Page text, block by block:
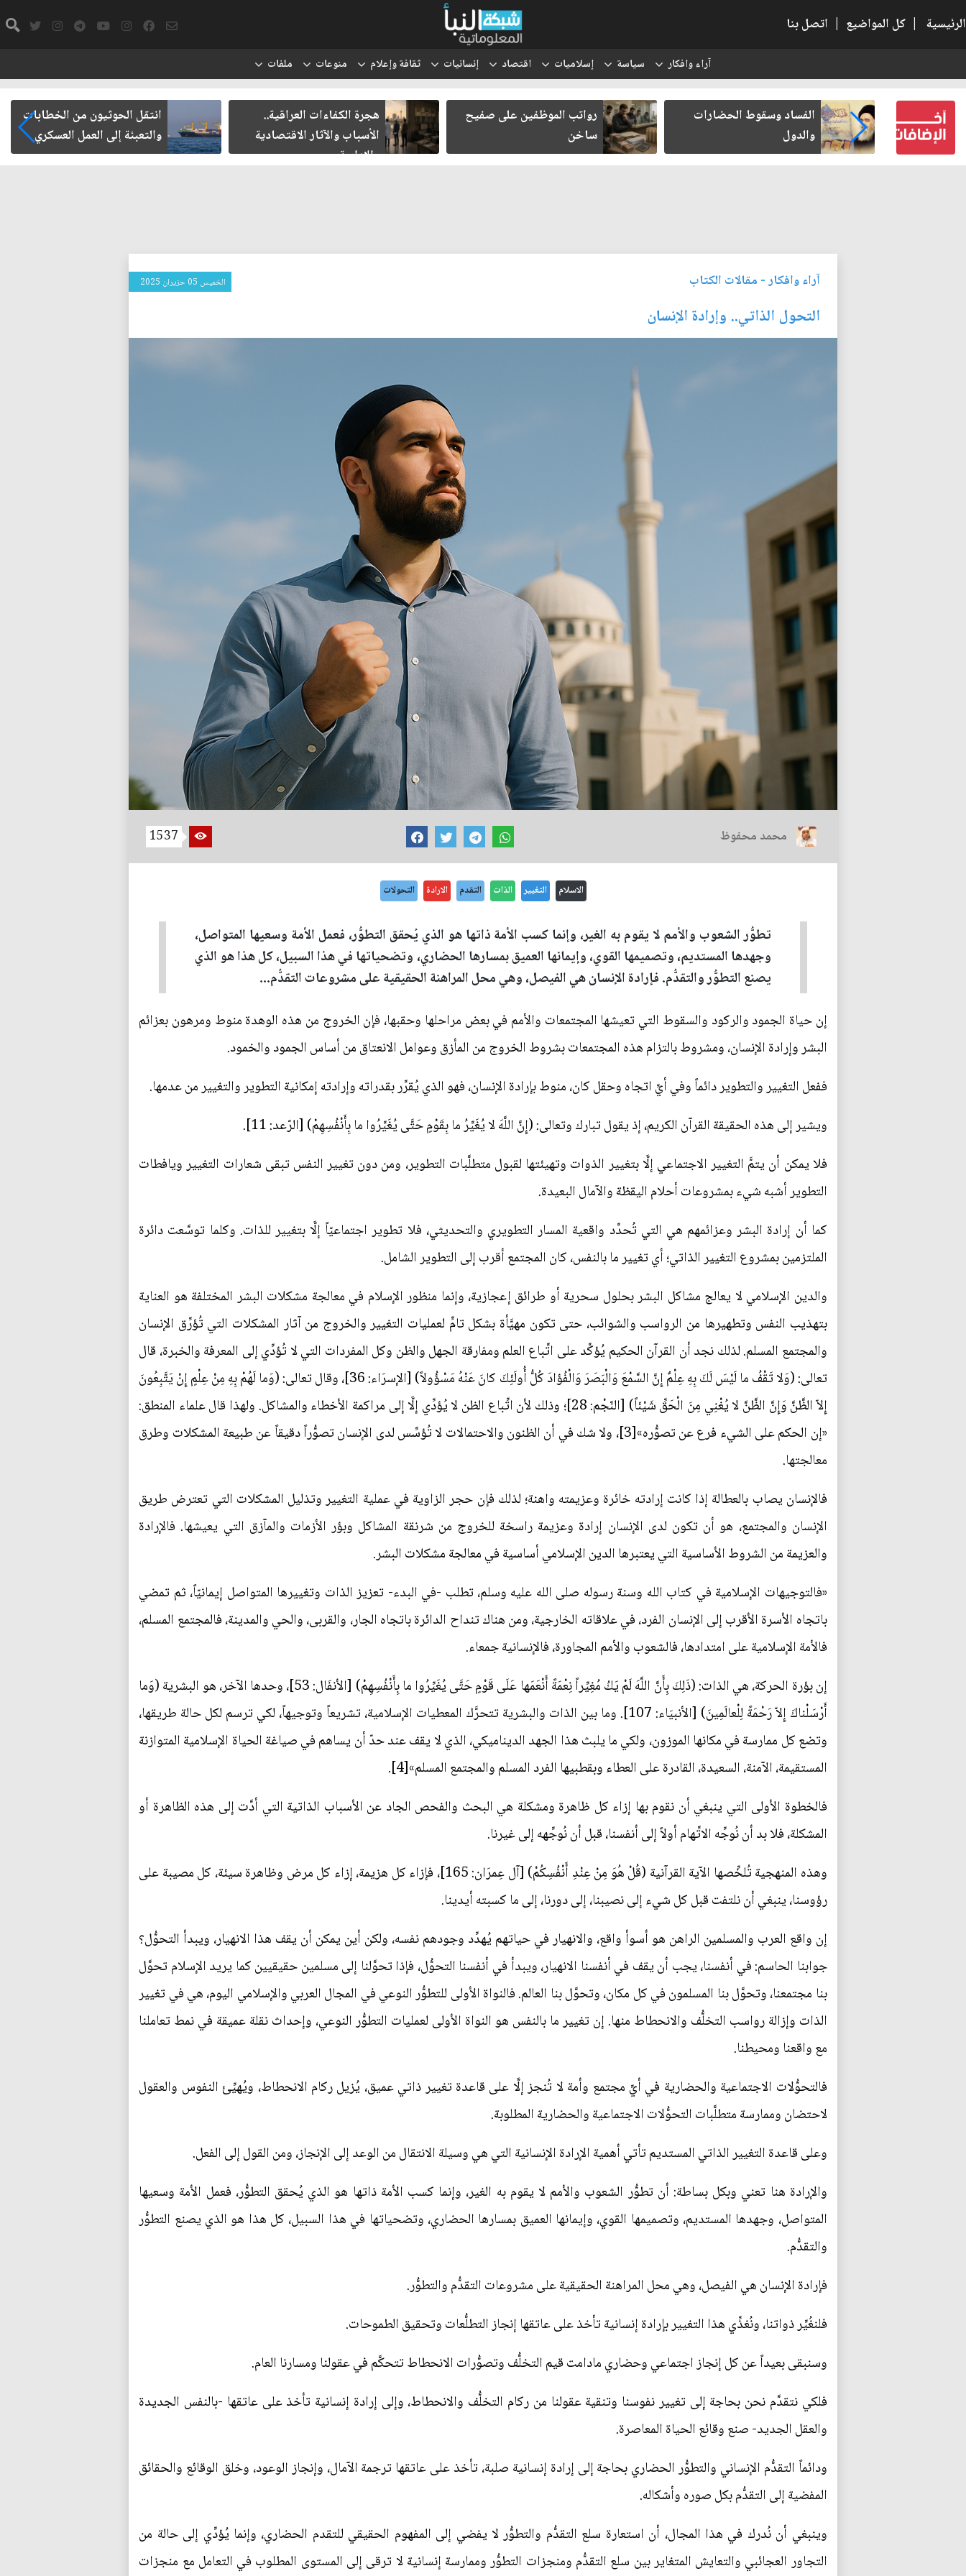
الرئيسية | كل المواضيع | اتصل بنا
آراء وافكار سياسة إسلاميات اقتصاد إنسانيات ثقافة وإعلام منوعات ملفات
كتب لنفسه
الفساد وسقوط الحضارات
والدول
رواتب الموظفين على صفيح
ساخن
هجرة الكفاءات العراقية..
الأسباب والآثار الاقتصادية
والإدارية
انتقل الحوثيون من الخطابات
والتعبئة إلى العمل العسكري
آراء وافكار- مقالات الكتاب الخميس 05 حزيران 2025
التحول الذاتي.. وإرادة الإنسان
محمد محفوظ 1537
الاسلام التغيير الذات التقدم الارادة التحولات
تطوُّر الشعوب والأمم لا يقوم به الغير، وإنما كسب الأمة ذاتها هو الذي يُحقق التطوُّر، فعمل الأمة وسعيها المتواصل،
وجهدها المستديم، وتصميمها القوي، وإيمانها العميق بمسارها الحضاري، وتضحياتها في هذا السبيل، كل هذا هو الذي
يصنع التطوُّر والتقدُّم. فإرادة الإنسان هي الفيصل، وهي محل المراهنة الحقيقية على مشروعات التقدُّم...
إن حياة الجمود والركود والسقوط التي تعيشها المجتمعات والأمم في بعض مراحلها وحقبها، فإن الخروج من هذه الوهدة منوط ومرهون بعزائم
البشر وإرادة الإنسان، ومشروط بالتزام هذه المجتمعات بشروط الخروج من المأزق وعوامل الانعتاق من أساس الجمود والخمود.
ففعل التغيير والتطوير دائماً وفي أيِّ اتجاه وحقل كان، منوط بإرادة الإنسان، فهو الذي يُقرِّر بقدراته وإرادته إمكانية التطوير والتغيير من عدمها.
ويشير إلى هذه الحقيقة القرآن الكريم، إذ يقول تبارك وتعالى: (إِنَّ اللَّهَ لا يُغَيِّرُ ما بِقَوْمٍ حَتَّى يُغَيِّرُوا ما بِأَنْفُسِهِمْ) [الرّعد: 11].
فلا يمكن أن يتمَّ التغيير الاجتماعي إلَّا بتغيير الذوات وتهيئتها لقبول متطلَّبات التطوير، ومن دون تغيير النفس تبقى شعارات التغيير ويافطات
التطوير أشبه شيء بمشروعات أحلام اليقظة والآمال البعيدة.
كما أن إرادة البشر وعزائمهم هي التي تُحدِّد واقعية المسار التطويري والتحديثي، فلا تطوير اجتماعيّاً إلَّا بتغيير للذات. وكلما توسَّعت دائرة
الملتزمين بمشروع التغيير الذاتي؛ أي تغيير ما بالنفس، كان المجتمع أقرب إلى التطوير الشامل.
والدين الإسلامي لا يعالج مشاكل البشر بحلول سحرية أو طرائق إعجازية، وإنما منظور الإسلام في معالجة مشكلات البشر المختلفة هو العناية
بتهذيب النفس وتطهيرها من الرواسب والشوائب، حتى تكون مهيَّأة بشكل تامٍّ لعمليات التغيير والخروج من آثار المشكلات التي تُؤرِّق الإنسان
والمجتمع المسلم. لذلك نجد أن القرآن الحكيم يُؤكِّد على اتِّباع العلم ومفارقة الجهل والظن وكل المفردات التي لا تُؤدِّي إلى المعرفة والخبرة، قال
تعالى: (وَلا تَقْفُ ما لَيْسَ لَكَ بِهِ عِلْمٌ إِنَّ السَّمْعَ وَالْبَصَرَ وَالْفُؤادَ كُلُّ أُولَئِكَ كانَ عَنْهُ مَسْؤُولاً) [الإسرَاء: 36]، وقال تعالى: (وَما لَهُمْ بِهِ مِنْ عِلْمٍ إِنْ يَتَّبِعُونَ
إِلاّ الظَّنَّ وَإِنَّ الظَّنَّ لا يُغْنِي مِنَ الْحَقِّ شَيْئاً) [النّجْم: 28]؛ وذلك لأن اتِّباع الظن لا يُؤدِّي إلَّا إلى مراكمة الأخطاء والمشاكل. ولهذا قال علماء المنطق:
«إن الحكم على الشيء فرع عن تصوُّره»[3]، ولا شك في أن الظنون والاحتمالات لا تُؤسِّس لدى الإنسان تصوُّراً دقيقاً عن طبيعة المشكلات وطرق
معالجتها.
فالإنسان يصاب بالعطالة إذا كانت إرادته خائرة وعزيمته واهنة؛ لذلك فإن حجر الزاوية في عملية التغيير وتذليل المشكلات التي تعترض طريق
الإنسان والمجتمع، هو أن تكون لدى الإنسان إرادة وعزيمة راسخة للخروج من شرنقة المشاكل وبؤر الأزمات والمآزق التي يعيشها. فالإرادة
والعزيمة من الشروط الأساسية التي يعتبرها الدين الإسلامي أساسية في معالجة مشكلات البشر.
«فالتوجيهات الإسلامية في كتاب الله وسنة رسوله صلى الله عليه وسلم، تطلب -في البدء- تعزيز الذات وتغييرها المتواصل إيمانيّاً، ثم تمضي
باتجاه الأسرة الأقرب إلى الإنسان الفرد، في علاقاته الخارجية، ومن هناك تنداح الدائرة باتجاه الجار، والقربى، والحي والمدينة، فالمجتمع المسلم،
فالأمة الإسلامية على امتدادها، فالشعوب والأمم المجاورة، فالإنسانية جمعاء.
إن بؤرة الحركة، هي الذات: (ذَلِكَ بِأَنَّ اللَّهَ لَمْ يَكُ مُغِيِّراً نِعْمَةً أَنْعَمَها عَلَى قَوْمٍ حَتَّى يُغَيِّرُوا ما بِأَنْفُسِهِمْ) [الأنفَال: 53]، وحدها الآخر، هو البشرية (وَما
أَرْسَلْناكَ إِلاّ رَحْمَةً لِلْعالَمِينَ) [الأنبيَاء: 107]. وما بين الذات والبشرية تتحرَّك المعطيات الإسلامية، تشريعاً وتوجيهاً، لكي ترسم لكل حالة طريقها،
وتضع كل ممارسة في مكانها الموزون، ولكي ما يلبث هذا الجهد الديناميكي، الذي لا يقف عند حدّ أن يساهم في صياغة الحياة الإسلامية المتوازنة
المستقيمة، الآمنة، السعيدة، القادرة على العطاء وبقطبيها الفرد المسلم والمجتمع المسلم»[4].
فالخطوة الأولى التي ينبغي أن نقوم بها إزاء كل ظاهرة ومشكلة هي البحث والفحص الجاد عن الأسباب الذاتية التي أدَّت إلى هذه الظاهرة أو
المشكلة، فلا بد أن نُوجِّه الاتِّهام أولاً إلى أنفسنا، قبل أن نُوجِّهه إلى غيرنا.
وهذه المنهجية تُلخِّصها الآية القرآنية (قُلْ هُوَ مِنْ عِنْدِ أَنْفُسِكُمْ) [آل عِمرَان: 165]، فإزاء كل هزيمة، إزاء كل مرض وظاهرة سيئة، كل مصيبة على
رؤوسنا، ينبغي أن نلتفت قبل كل شيء إلى نصيبنا، إلى دورنا، إلى ما كسبته أيدينا.
إن واقع العرب والمسلمين الراهن هو أسوأ واقع، والانهيار في حياتهم يُهدِّد وجودهم نفسه، ولكن أين يمكن أن يقف هذا الانهيار، ويبدأ التحوُّل؟
جوابنا الحاسم: في أنفسنا، يجب أن يقف في أنفسنا الانهيار، ويبدأ في أنفسنا التحوُّل، فإذا تحوَّلنا إلى مسلمين حقيقيين كما يريد الإسلام تحوَّل
بنا مجتمعنا، وتحوَّل بنا المسلمون في كل مكان، وتحوَّل بنا العالم. فالنواة الأولى للتطوُّر النوعي في المجال العربي والإسلامي اليوم، هي في تغيير
الذات وإزالة رواسب التخلُّف والانحطاط منها. إن تغيير ما بالنفس هو النواة الأولى لعمليات التطوُّر النوعي، وإحداث نقلة عميقة في نمط تعاملنا
مع واقعنا ومحيطنا.
فالتحوُّلات الاجتماعية والحضارية في أيِّ مجتمع وأمة لا تُنجز إلَّا على قاعدة تغيير ذاتي عميق، يُزيل ركام الانحطاط، ويُهيِّئ النفوس والعقول
لاحتضان وممارسة متطلَّبات التحوُّلات الاجتماعية والحضارية المطلوبة.
وعلى قاعدة التغيير الذاتي المستديم تأتي أهمية الإرادة الإنسانية التي هي وسيلة الانتقال من الوعد إلى الإنجاز، ومن القول إلى الفعل.
والإرادة هنا تعني وبكل بساطة: أن تطوُّر الشعوب والأمم لا يقوم به الغير، وإنما كسب الأمة ذاتها هو الذي يُحقق التطوُّر، فعمل الأمة وسعيها
المتواصل، وجهدها المستديم، وتصميمها القوي، وإيمانها العميق بمسارها الحضاري، وتضحياتها في هذا السبيل، كل هذا هو الذي يصنع التطوُّر
والتقدُّم.
فإرادة الإنسان هي الفيصل، وهي محل المراهنة الحقيقية على مشروعات التقدُّم والتطوُّر.
فلنغُيِّر ذواتنا، ونُغذِّي هذا التغيير بإرادة إنسانية تأخذ على عاتقها إنجاز التطلُّعات وتحقيق الطموحات.
وسنبقى بعيداً عن كل إنجاز اجتماعي وحضاري مادامت قيم التخلُّف وتصوُّرات الانحطاط تتحكَّم في عقولنا ومسارنا العام.
فلكي نتقدَّم نحن بحاجة إلى تغيير نفوسنا وتنقية عقولنا من ركام التخلُّف والانحطاط، وإلى إرادة إنسانية تأخذ على عاتقها -بالنفس الجديدة
والعقل الجديد- صنع وقائع الحياة المعاصرة.
ودائماً التقدُّم الإنساني والتطوُّر الحضاري بحاجة إلى إرادة إنسانية صلبة، تأخذ على عاتقها ترجمة الآمال، وإنجاز الوعود، وخلق الوقائع والحقائق
المفضية إلى التقدُّم بكل صوره وأشكاله.
وينبغي أن نُدرك في هذا المجال، أن استعارة سلع التقدُّم والتطوُّر لا يفضي إلى المفهوم الحقيقي للتقدم الحضاري، وإنما يُؤدِّي إلى حالة من
التجاور العجائبي والتعايش المتغاير بين سلع التقدُّم ومنجزات التطوُّر وممارسة إنسانية لا ترقى إلى المستوى المطلوب في التعامل مع منجزات